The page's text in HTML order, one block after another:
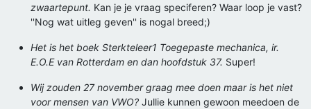
zwaartepunt. Kan je je vraag speciferen? Waar loop je vast?
''Nog wat uitleg geven'' is nogal breed;)
Het is het boek Sterkteleer1 Toegepaste mechanica, ir.
E.O.E van Rotterdam en dan hoofdstuk 37. Super!
Wij zouden 27 november graag mee doen maar is het niet
voor mensen van VWO? Jullie kunnen gewoon meedoen de